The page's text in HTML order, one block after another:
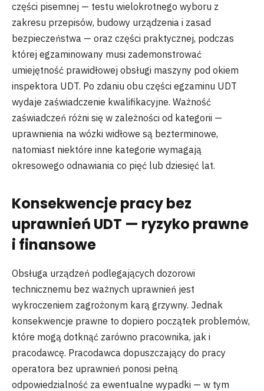
części pisemnej — testu wielokrotnego wyboru z
zakresu przepisów, budowy urządzenia i zasad
bezpieczeństwa — oraz części praktycznej, podczas
której egzaminowany musi zademonstrować
umiejętność prawidłowej obsługi maszyny pod okiem
inspektora UDT. Po zdaniu obu części egzaminu UDT
wydaje zaświadczenie kwalifikacyjne. Ważność
zaświadczeń różni się w zależności od kategorii —
uprawnienia na wózki widłowe są bezterminowe,
natomiast niektóre inne kategorie wymagają
okresowego odnawiania co pięć lub dziesięć lat.
Konsekwencje pracy bez
uprawnień UDT — ryzyko prawne
i finansowe
Obsługa urządzeń podlegających dozorowi
technicznemu bez ważnych uprawnień jest
wykroczeniem zagrożonym karą grzywny. Jednak
konsekwencje prawne to dopiero początek problemów,
które mogą dotknąć zarówno pracownika, jak i
pracodawcę. Pracodawca dopuszczający do pracy
operatora bez uprawnień ponosi pełną
odpowiedzialność za ewentualne wypadki — w tym